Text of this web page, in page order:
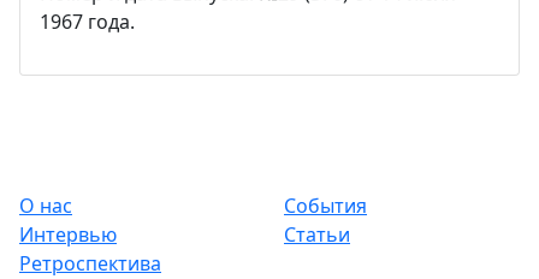
1967 года.
О нас
События
Интервью
Статьи
Ретроспектива